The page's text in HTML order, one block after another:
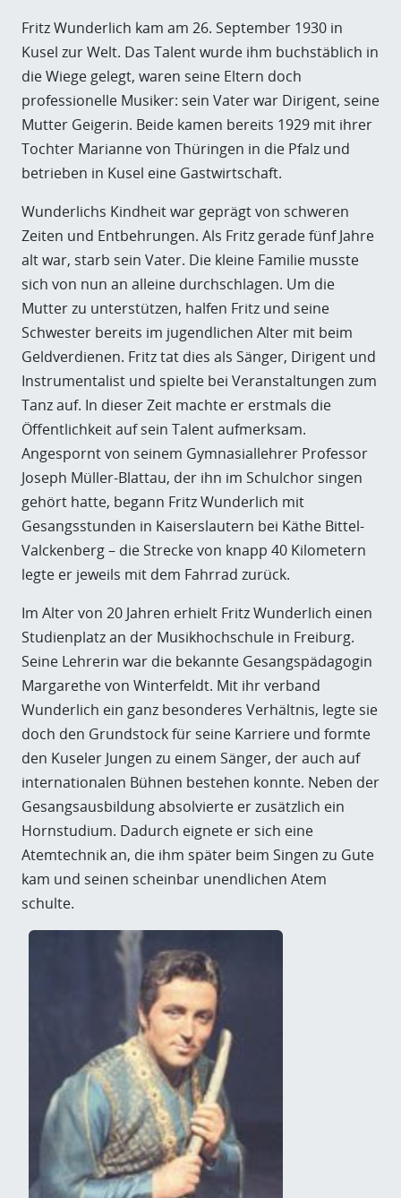
Fritz Wunderlich kam am 26. September 1930 in
Kusel zur Welt. Das Talent wurde ihm buchstäblich in
die Wiege gelegt, waren seine Eltern doch
professionelle Musiker: sein Vater war Dirigent, seine
Mutter Geigerin. Beide kamen bereits 1929 mit ihrer
Tochter Marianne von Thüringen in die Pfalz und
betrieben in Kusel eine Gastwirtschaft.
Wunderlichs Kindheit war geprägt von schweren
Zeiten und Entbehrungen. Als Fritz gerade fünf Jahre
alt war, starb sein Vater. Die kleine Familie musste
sich von nun an alleine durchschlagen. Um die
Mutter zu unterstützen, halfen Fritz und seine
Schwester bereits im jugendlichen Alter mit beim
Geldverdienen. Fritz tat dies als Sänger, Dirigent und
Instrumentalist und spielte bei Veranstaltungen zum
Tanz auf. In dieser Zeit machte er erstmals die
Öffentlichkeit auf sein Talent aufmerksam.
Angespornt von seinem Gymnasiallehrer Professor
Joseph Müller-Blattau, der ihn im Schulchor singen
gehört hatte, begann Fritz Wunderlich mit
Gesangsstunden in Kaiserslautern bei Käthe Bittel-
Valckenberg – die Strecke von knapp 40 Kilometern
legte er jeweils mit dem Fahrrad zurück.
Im Alter von 20 Jahren erhielt Fritz Wunderlich einen
Studienplatz an der Musikhochschule in Freiburg.
Seine Lehrerin war die bekannte Gesangspädagogin
Margarethe von Winterfeldt. Mit ihr verband
Wunderlich ein ganz besonderes Verhältnis, legte sie
doch den Grundstock für seine Karriere und formte
den Kuseler Jungen zu einem Sänger, der auch auf
internationalen Bühnen bestehen konnte. Neben der
Gesangsausbildung absolvierte er zusätzlich ein
Hornstudium. Dadurch eignete er sich eine
Atemtechnik an, die ihm später beim Singen zu Gute
kam und seinen scheinbar unendlichen Atem
schulte.